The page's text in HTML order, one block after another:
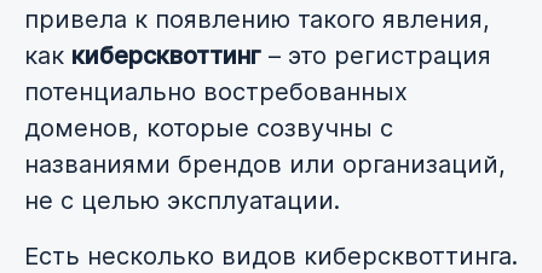
привела к появлению такого явления,
как киберсквоттинг – это регистрация
потенциально востребованных
доменов, которые созвучны с
названиями брендов или организаций,
не с целью эксплуатации.
Есть несколько видов киберсквоттинга.